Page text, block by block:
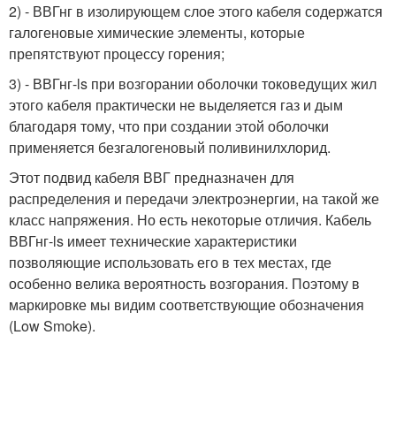
2) - ВВГнг в изолирующем слое этого кабеля содержатся
галогеновые химические элементы, которые
препятствуют процессу горения;
3) - ВВГнг-ls при возгорании оболочки токоведущих жил
этого кабеля практически не выделяется газ и дым
благодаря тому, что при создании этой оболочки
применяется безгалогеновый поливинилхлорид.
Этот подвид кабеля ВВГ предназначен для
распределения и передачи электроэнергии, на такой же
класс напряжения. Но есть некоторые отличия. Кабель
ВВГнг-ls имеет технические характеристики
позволяющие использовать его в тех местах, где
особенно велика вероятность возгорания. Поэтому в
маркировке мы видим соответствующие обозначения
(Low Smoke).